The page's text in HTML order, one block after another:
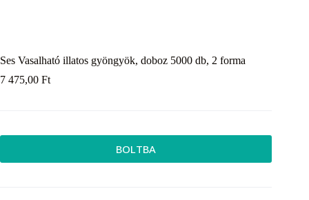
Ses Vasalható illatos gyöngyök, doboz 5000 db, 2 forma
7 475,00 Ft
BOLTBA